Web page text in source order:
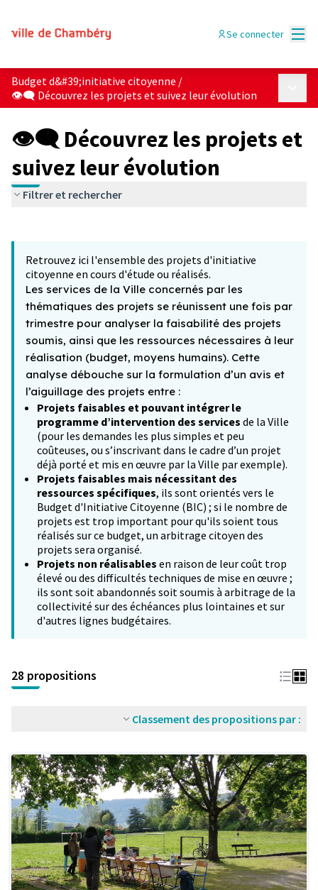
Se connecter
Budget d&#39;initiative citoyenne /
👁‍🗨 Découvrez les projets et suivez leur évolution
👁‍🗨 Découvrez les projets et
suivez leur évolution
Filtrer et rechercher
−
Retrouvez ici l'ensemble des projets d'initiative
citoyenne en cours d'étude ou réalisés.
Les services de la Ville concernés par les
thématiques des projets se réunissent une fois par
trimestre pour analyser la faisabilité des projets
soumis, ainsi que les ressources nécessaires à leur
réalisation (budget, moyens humains). Cette
analyse débouche sur la formulation d’un avis et
l’aiguillage des projets entre :
Projets faisables et pouvant intégrer le
programme d’intervention des services de la Ville
(pour les demandes les plus simples et peu
coûteuses, ou s’inscrivant dans le cadre d’un projet
déjà porté et mis en œuvre par la Ville par exemple).
Projets faisables mais nécessitant des
ressources spécifiques, ils sont orientés vers le
Budget d'Initiative Citoyenne (BIC) ; si le nombre de
projets est trop important pour qu'ils soient tous
réalisés sur ce budget, un arbitrage citoyen des
projets sera organisé.
Projets non réalisables en raison de leur coût trop
élevé ou des difficultés techniques de mise en œuvre ;
ils sont soit abandonnés soit soumis à arbitrage de la
collectivité sur des échéances plus lointaines et sur
d'autres lignes budgétaires.
28 propositions
Classement des propositions par :